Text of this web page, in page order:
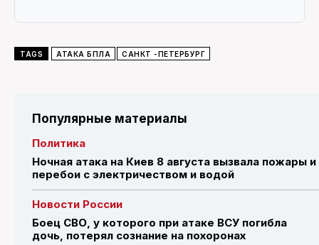
TAGS АТАКА БПЛА САНКТ -ПЕТЕРБУРГ
Популярные материалы
Политика
Ночная атака на Киев 8 августа вызвала пожары и
перебои с электричеством и водой
Новости России
Боец СВО, у которого при атаке ВСУ погибла
дочь, потерял сознание на похоронах